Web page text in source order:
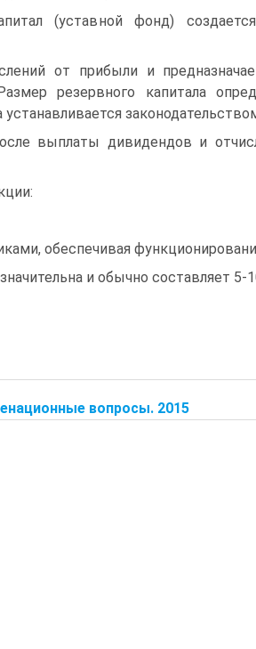
(уставной фонд)
от прибыли и
резервного капитала
выплаты дивидендов и
обеспечивая
и обычно составляет 5-
вопросы. 2015